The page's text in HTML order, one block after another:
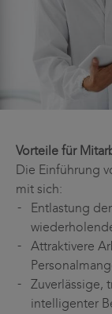
Vorteile für
Die Einführung
mit sich:
Entlastung
Attraktivere
Zuverlässige,
intelligenter